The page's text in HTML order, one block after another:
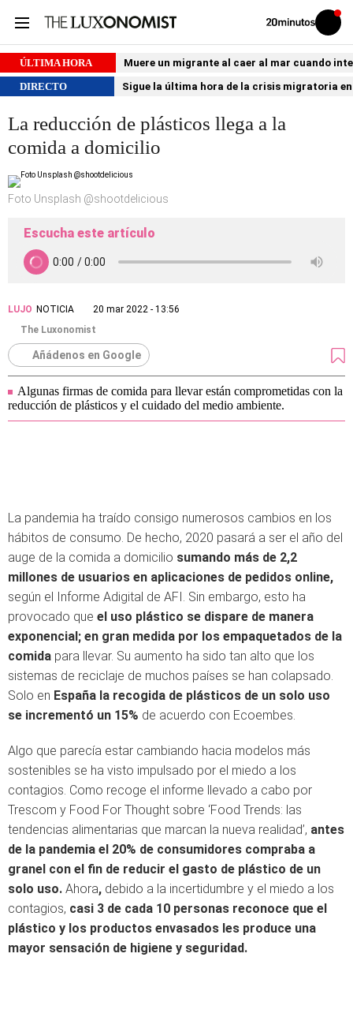
Volver
Iniciar
sesión
ÚLTIMA HORA
Muere un migrante al caer al mar cuando
DIRECTO
Sigue la última hora de la crisis migratoria
La reducción de plásticos llega a la
comida a domicilio
Foto Unsplash @shootdelicious
Escucha este artículo
LUJO NOTICIA
20 mar 2022 - 13:56
The Luxonomist
Añádenos en Google
Algunas firmas de comida para llevar están comprometidas con la
reducción de plásticos y el cuidado del medio ambiente.
La pandemia ha traído consigo numerosos cambios en los
hábitos de consumo. De hecho, 2020 pasará a ser el año del
auge de la comida a domicilio sumando más de 2,2
millones de usuarios en aplicaciones de pedidos online,
según el Informe Adigital de AFI. Sin embargo, esto ha
provocado que el uso plástico se dispare de manera
exponencial; en gran medida por los empaquetados de la
comida para llevar. Su aumento ha sido tan alto que los
sistemas de reciclaje de muchos países se han colapsado.
Solo en España la recogida de plásticos de un solo uso
se incrementó un 15% de acuerdo con Ecoembes.
Algo que parecía estar cambiando hacia modelos más
sostenibles se ha visto impulsado por el miedo a los
contagios. Como recoge el informe llevado a cabo por
Trescom y Food For Thought sobre ‘Food Trends: las
tendencias alimentarias que marcan la nueva realidad’, antes
de la pandemia el 20% de consumidores compraba a
granel con el fin de reducir el gasto de plástico de un
solo uso. Ahora, debido a la incertidumbre y el miedo a los
contagios, casi 3 de cada 10 personas reconoce que el
plástico y los productos envasados les produce una
mayor sensación de higiene y seguridad.